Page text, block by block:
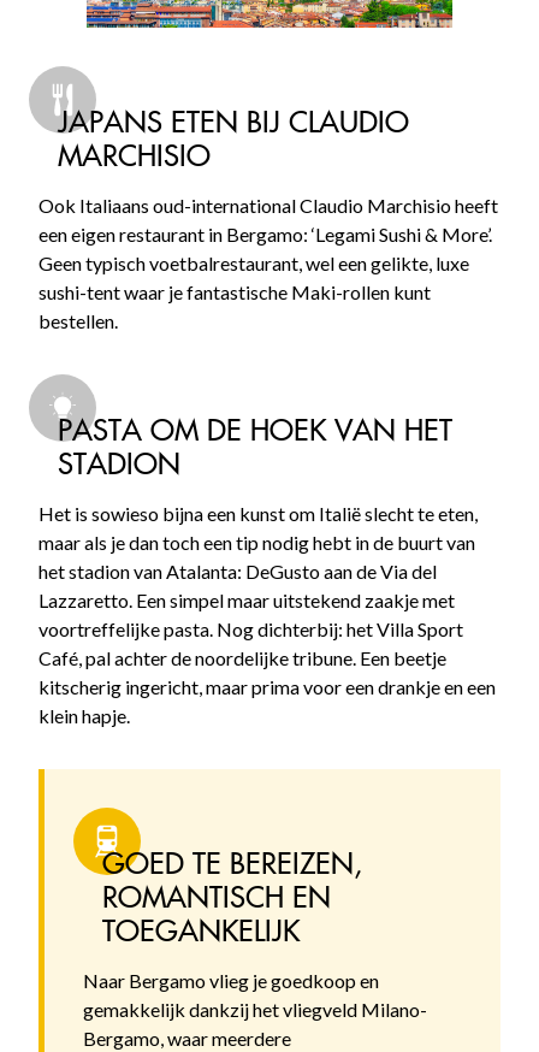
JAPANS ETEN BIJ CLAUDIO
MARCHISIO
Ook Italiaans oud-international Claudio Marchisio heeft
een eigen restaurant in Bergamo: ‘Legami Sushi & More’.
Geen typisch voetbalrestaurant, wel een gelikte, luxe
sushi-tent waar je fantastische Maki-rollen kunt
bestellen.
PASTA OM DE HOEK VAN HET
STADION
Het is sowieso bijna een kunst om Italië slecht te eten,
maar als je dan toch een tip nodig hebt in de buurt van
het stadion van Atalanta: DeGusto aan de Via del
Lazzaretto. Een simpel maar uitstekend zaakje met
voortreffelijke pasta. Nog dichterbij: het Villa Sport
Café, pal achter de noordelijke tribune. Een beetje
kitscherig ingericht, maar prima voor een drankje en een
klein hapje.
GOED TE BEREIZEN,
ROMANTISCH EN
TOEGANKELIJK
Naar Bergamo vlieg je goedkoop en
gemakkelijk dankzij het vliegveld Milano-
Bergamo, waar meerdere